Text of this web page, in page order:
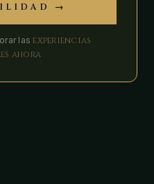
→
las experiencias
ahora